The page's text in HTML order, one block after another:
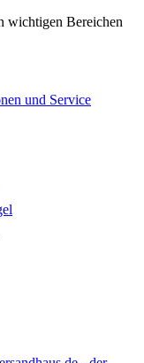
wichtigen Bereichen
und Service